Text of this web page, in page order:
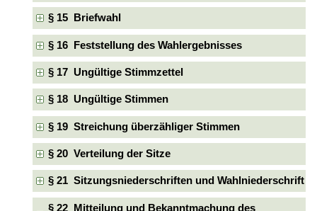
§ 15 Briefwahl
§ 16 Feststellung des Wahlergebnisses
§ 17 Ungültige Stimmzettel
§ 18 Ungültige Stimmen
§ 19 Streichung überzähliger Stimmen
§ 20 Verteilung der Sitze
§ 21 Sitzungsniederschriften und Wahlniederschrift
§ 22 Mitteilung und Bekanntmachung des